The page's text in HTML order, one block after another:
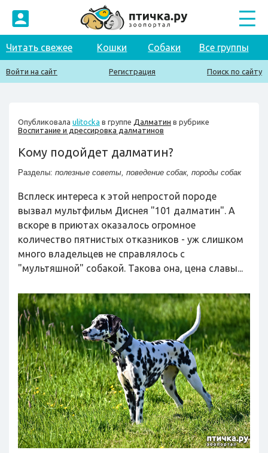
Читать свежее Кошки Собаки Все группы
Войти на сайт Регистрация Поиск по сайту
Опубликовала ulitocka в группе Далматин в рубрике
Воспитание и дрессировка далматинов
Кому подойдет далматин?
Разделы: полезные советы, поведение собак, породы собак
Всплеск интереса к этой непростой породе
вызвал мультфильм Диснея "101 далматин". А
вскоре в приютах оказалось огромное
количество пятнистых отказников - уж слишком
много владельцев не справлялось с
"мультяшной" собакой. Такова она, цена славы...